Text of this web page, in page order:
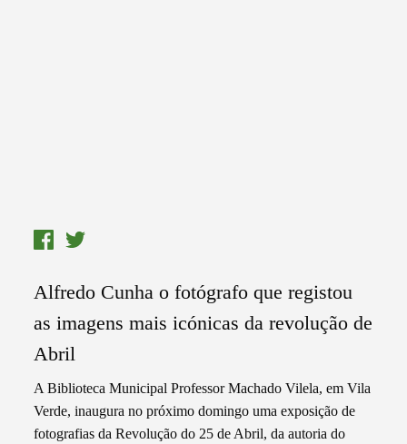
Alfredo Cunha o fotógrafo que registou
as imagens mais icónicas da revolução de
Abril
A Biblioteca Municipal Professor Machado Vilela, em Vila
Verde, inaugura no próximo domingo uma exposição de
fotografias da Revolução do 25 de Abril, da autoria do